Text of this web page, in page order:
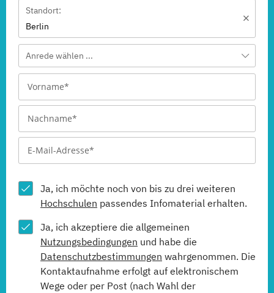
Standort:
Berlin
Anrede wählen ...
Ja, ich möchte noch von bis zu drei weiteren
Hochschulen passendes Infomaterial erhalten.
Ja, ich akzeptiere die allgemeinen
Nutzungsbedingungen und habe die
Datenschutzbestimmungen wahrgenommen. Die
Kontaktaufnahme erfolgt auf elektronischem
Wege oder per Post (nach Wahl der